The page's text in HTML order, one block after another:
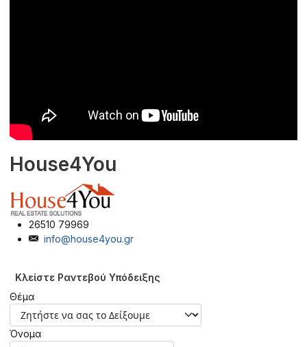
House4You
26510 79969
info@house4you.gr
Κλείστε Ραντεβού Υπόδειξης
Θέμα
Όνομα